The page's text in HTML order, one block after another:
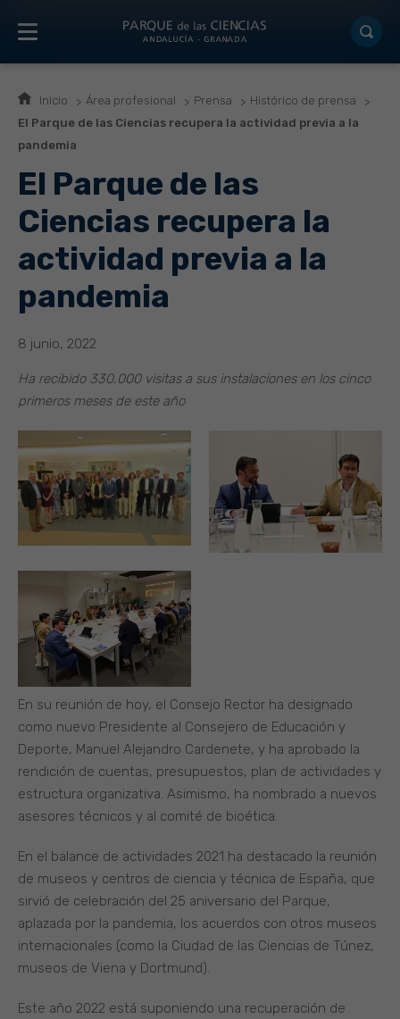
Inicio Área profesional Prensa
Histórico de prensa
El Parque de las Ciencias recupera la actividad previa a la
pandemia
El Parque de las
Ciencias recupera la
actividad previa a la
pandemia
8 junio, 2022
Ha recibido 330.000 visitas a sus instalaciones en los cinco
primeros meses de este año
En su reunión de hoy, el Consejo Rector ha designado
como nuevo Presidente al Consejero de Educación y
Deporte, Manuel Alejandro Cardenete, y ha aprobado la
rendición de cuentas, presupuestos, plan de actividades y
estructura organizativa. Asimismo, ha nombrado a nuevos
asesores técnicos y al comité de bioética.
En el balance de actividades 2021 ha destacado la reunión
de museos y centros de ciencia y técnica de España, que
sirvió de celebración del 25 aniversario del Parque,
aplazada por la pandemia, los acuerdos con otros museos
internacionales (como la Ciudad de las Ciencias de Túnez,
museos de Viena y Dortmund).
Este año 2022 está suponiendo una recuperación de